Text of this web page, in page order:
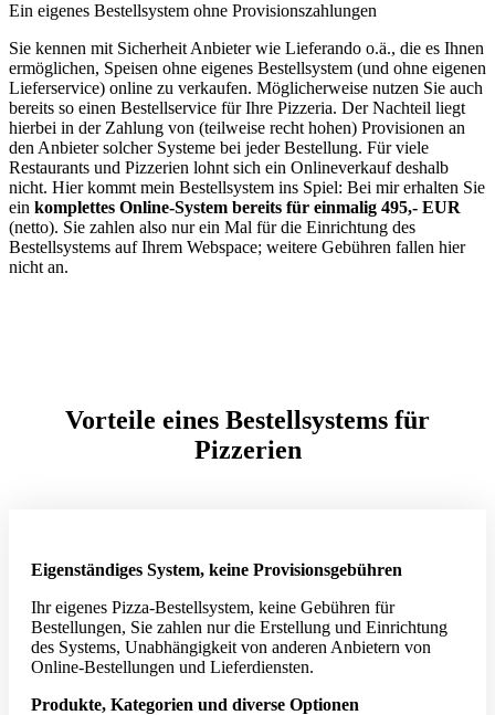
Ein eigenes Bestellsystem ohne Provisionszahlungen
Sie kennen mit Sicherheit Anbieter wie Lieferando o.ä., die es Ihnen
ermöglichen, Speisen ohne eigenes Bestellsystem (und ohne eigenen
Lieferservice) online zu verkaufen. Möglicherweise nutzen Sie auch
bereits so einen Bestellservice für Ihre Pizzeria. Der Nachteil liegt
hierbei in der Zahlung von (teilweise recht hohen) Provisionen an
den Anbieter solcher Systeme bei jeder Bestellung. Für viele
Restaurants und Pizzerien lohnt sich ein Onlineverkauf deshalb
nicht. Hier kommt mein Bestellsystem ins Spiel: Bei mir erhalten Sie
ein komplettes Online-System bereits für einmalig 495,- EUR
(netto). Sie zahlen also nur ein Mal für die Einrichtung des
Bestellsystems auf Ihrem Webspace; weitere Gebühren fallen hier
nicht an.
Vorteile eines Bestellsystems für
Pizzerien
Eigenständiges System, keine Provisionsgebühren
Ihr eigenes Pizza-Bestell­system, keine Gebühren für
Bestellungen, Sie zahlen nur die Erstellung und Einrichtung
des Systems, Unabhängigkeit von anderen Anbietern von
Online-Bestellungen und Lieferdiensten.
Produkte, Kategorien und diverse Optionen